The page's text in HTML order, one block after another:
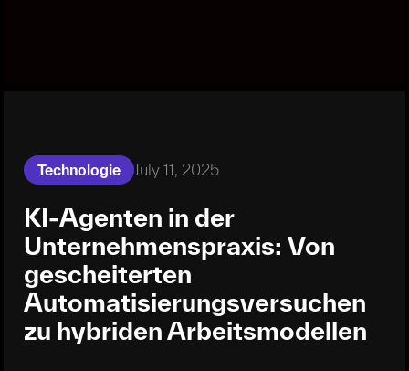
Technologie July 11, 2025
KI-Agenten in der
Unternehmenspraxis: Von
gescheiterten
Automatisierungsversuchen
zu hybriden Arbeitsmodellen